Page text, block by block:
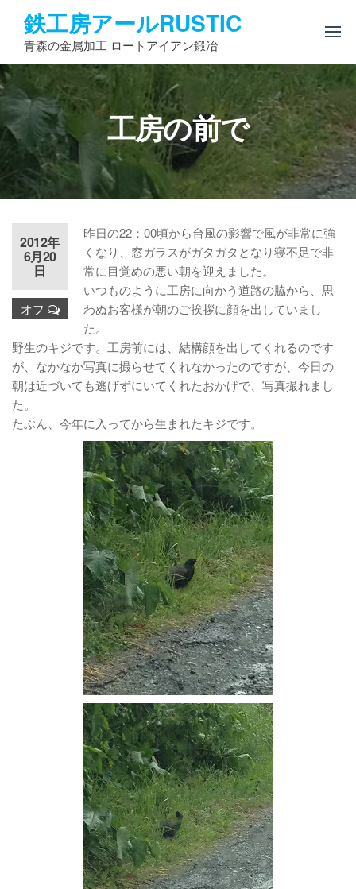
ン
ツ
へ
ス
キ
ッ
プ
鉄工房アールRUSTIC
青森の金属加工 ロートアイアン鍛冶
工房の前で
2012年
6月20
日
オフ
昨日の22：00頃から台風の影響で風が非常に強
くなり、窓ガラスがガタガタとなり寝不足で非
常に目覚めの悪い朝を迎えました。
いつものように工房に向かう道路の脇から、思
わぬお客様が朝のご挨拶に顔を出していまし
た。
野生のキジです。工房前には、結構顔を出してくれるのです
が、なかなか写真に撮らせてくれなかったのですが、今日の
朝は近づいても逃げずにいてくれたおかげで、写真撮れまし
た。
たぶん、今年に入ってから生まれたキジです。